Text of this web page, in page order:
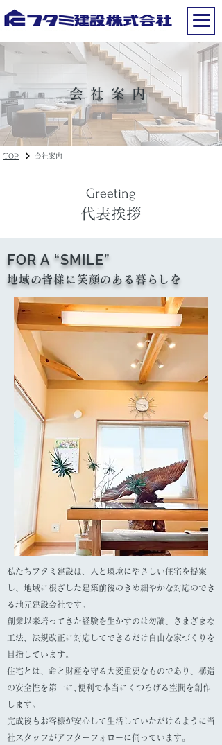
会社案内
TOP 会社案内
​Greeting
代表挨拶
FOR A “SMILE”
地域の皆様に笑顔のある暮らしを
私たちフタミ建設は、人と環境にやさしい住宅を提案
し、地域に根ざした建築前後のきめ細やかな対応のでき
る地元建設会社です。
創業以来培ってきた経験を生かすのは勿論、さまざまな
工法、法規改正に対応してできるだけ自由な家づくりを
目指しています。
住宅とは、命と財産を守る大変重要なものであり、構造
の安全性を第一に､便利で本当にくつろげる空間を創作
します。
完成後もお客様が安心して生活していただけるように当
社スタッフがアフターフォローに伺っています。